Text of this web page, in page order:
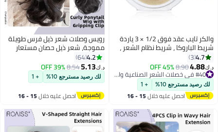
والكر تايب عقد فوق 1/2 × 3 ياردة
نظام الشعر ،
لتمديدات
الدانتيل
#40 في خصلات الشعر الصناعية والبواريك
#40 في خصلات الشعر الصناعية والبواريك
+ 1
خلال 15 - 16
رويس وصلات شعر ذيل فرس طويلة
مموجة، شعر ذيل حصان مستعار
طبيعي بمشبك مخلب صغير، وصلة
إطالة شعر، قطعة شعر صناعية
للنساء والفتيات، تسريحة شعر ناعمة
للاستخدام اليومي، 50 سم - أسود
بني
د.ك‏ 39% OFF
لك رصيد مسترجع 10% + 1
احصل عليه خلال 15 - 16